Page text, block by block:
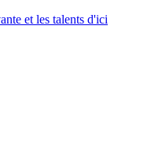
et les talents d'ici